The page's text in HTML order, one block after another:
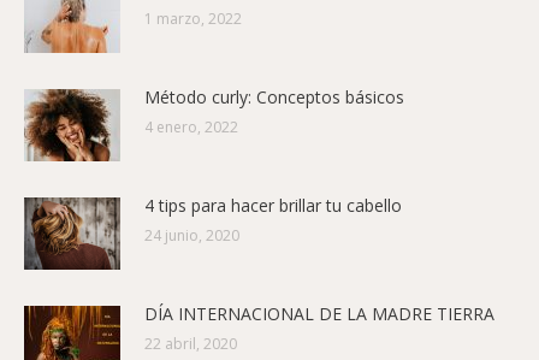
1 marzo, 2022
Método curly: Conceptos básicos
4 enero, 2022
4 tips para hacer brillar tu cabello
24 junio, 2020
DÍA INTERNACIONAL DE LA MADRE TIERRA
22 abril, 2020